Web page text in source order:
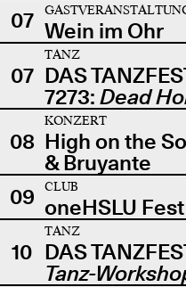
07 Wein im Ohr
07
TANZ
DAS
7273: Dead
08
KONZERT
High on the
& Bruyante
09
CLUB
oneHSLU
10
TANZ
DAS
Tanz-